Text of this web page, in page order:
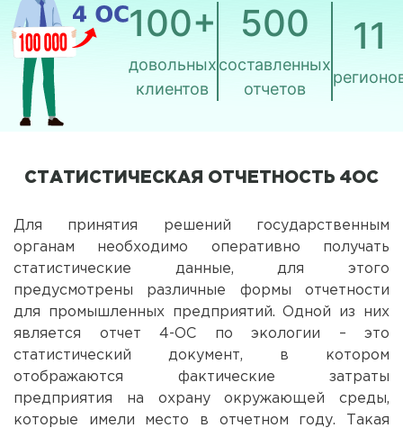
100+
довольных
клиентов
500
составленных
отчетов
11
СТАТИСТИЧЕСКАЯ ОТЧЕТНОСТЬ 4ОС
Для принятия решений государственным
органам необходимо оперативно получать
статистические данные, для этого
предусмотрены различные формы отчетности
для промышленных предприятий. Одной из них
является отчет 4-ОС по экологии – это
статистический документ, в котором
отображаются фактические затраты
предприятия на охрану окружающей среды,
которые имели место в отчетном году. Такая